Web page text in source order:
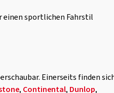
einen sportlichen Fahrstil
Einerseits finden
, Continental, Dunlop,